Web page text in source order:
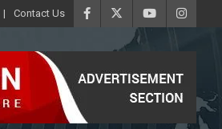
Contact Us